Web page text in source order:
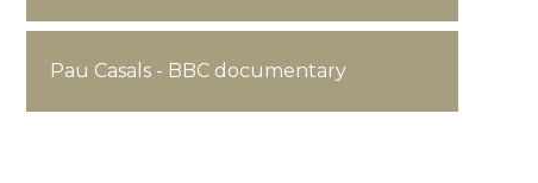
Pau Casals - BBC documentary